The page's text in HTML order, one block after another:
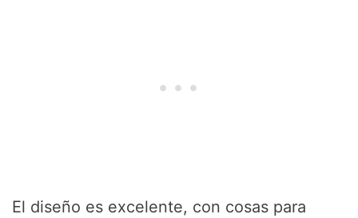
El diseño es excelente, con cosas para